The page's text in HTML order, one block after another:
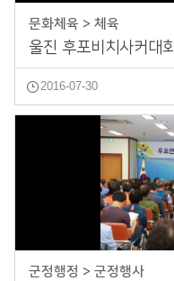
문화체육 > 체육
울진 후포비치사커대회
2016-07-30
군정행정 > 군정행사